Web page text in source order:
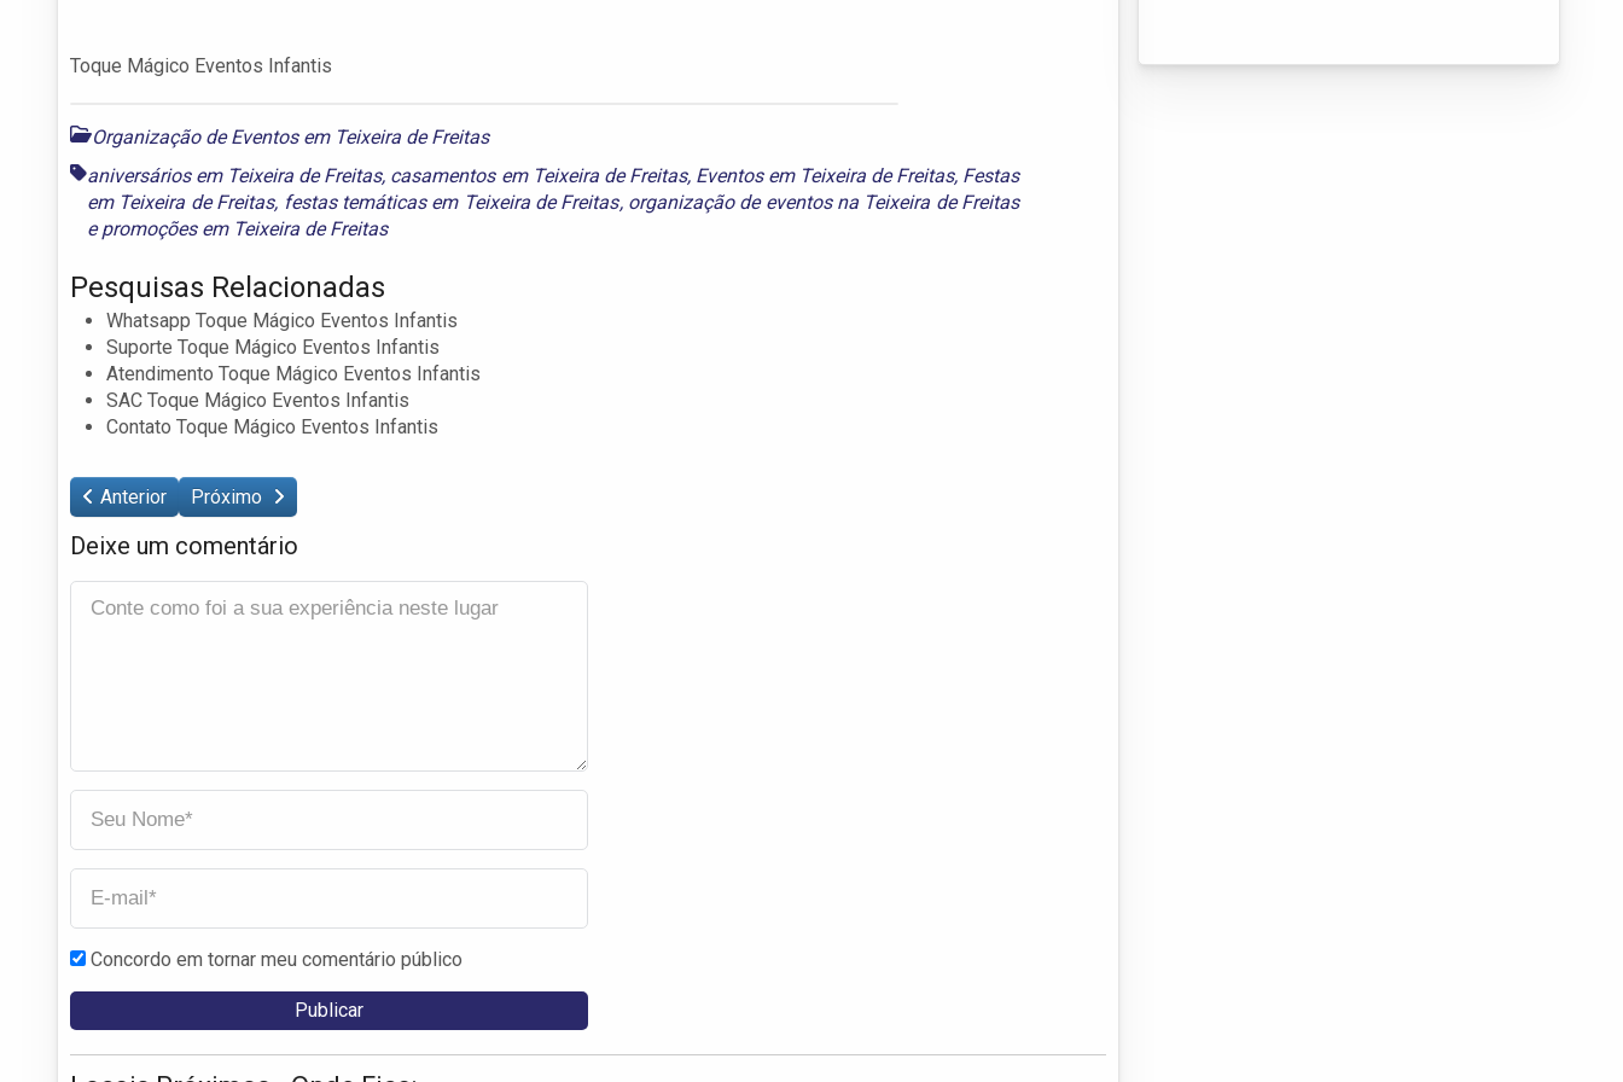
Toque Mágico Eventos Infantis
Organização de Eventos em Teixeira de Freitas
aniversários em Teixeira de Freitas, casamentos em Teixeira de Freitas, Eventos em Teixeira de Freitas, Festas
em Teixeira de Freitas, festas temáticas em Teixeira de Freitas, organização de eventos na Teixeira de Freitas
epromoções em Teixeira de Freitas
Pesquisas Relacionadas
Whatsapp Toque Mágico Eventos Infantis
Suporte Toque Mágico Eventos Infantis
Atendimento Toque Mágico Eventos Infantis
SAC Toque Mágico Eventos Infantis
Contato Toque Mágico Eventos Infantis
Anterior Próximo
Deixe um comentário
Concordo em tornar meu comentário público